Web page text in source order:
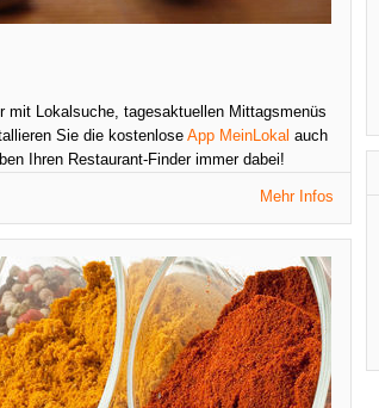
mit Lokalsuche, tagesaktuellen Mittagsmenüs
Sie die kostenloseApp MeinLokal auch
Ihren Restaurant-Finder immer dabei!
Mehr Infos